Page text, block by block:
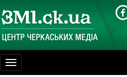
Toggle
navigation